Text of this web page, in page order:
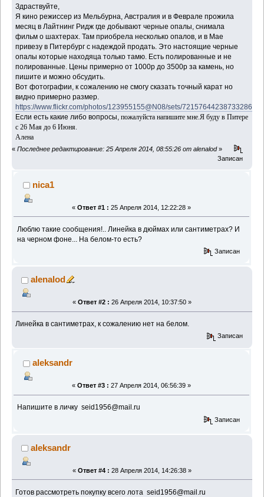
Здраствуйте,
Я кино режиссер из Мельбурна, Австралия и в Феврале прожила
месяц в Лайтнинг Ридж где добывают черные опалы, снимала
фильм о шахтерах. Там приобрела несколько опалов, и в Мае
привезу в Питербург с надеждой продать. Это настоящие черные
опалы которые находяца только тамю. Есть полированные и не
полированные. Цены примерно от 1000р до 3500р за камень, но
пишите и можно обсудить.
Вот фотографии, к сожалению не смогу сказать точный карат но
видно примерно размер.
https://www.flickr.com/photos/123955155@N08/sets/72157644238733286/
Если есть какие либо вопросы,пожалуйста напишите мне. Я буду в Питере
с 26 Мая до 6 Июня.
Алена
« Последнее редактирование: 25 Апреля 2014, 08:55:26 от alenalod»
Записан
nica1
« Ответ #1 : 25 Апреля 2014, 12:22:28 »
Люблю такие сообщения!.. Линейка в дюймах или сантиметрах? И
на черном фоне... На белом-то есть?
Записан
alenalod
« Ответ #2 : 26 Апреля 2014, 10:37:50 »
Линейка в сантиметрах, к сожалению нет на белом.
Записан
aleksandr
« Ответ #3 : 27 Апреля 2014, 06:56:39 »
Напишите в личку seid1956@mail.ru
Записан
aleksandr
« Ответ #4 : 28 Апреля 2014, 14:26:38 »
Готов рассмотреть покупку всего лота seid1956@mail.ru